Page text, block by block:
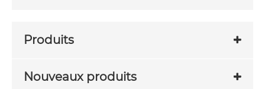
Produits
Nouveaux produits